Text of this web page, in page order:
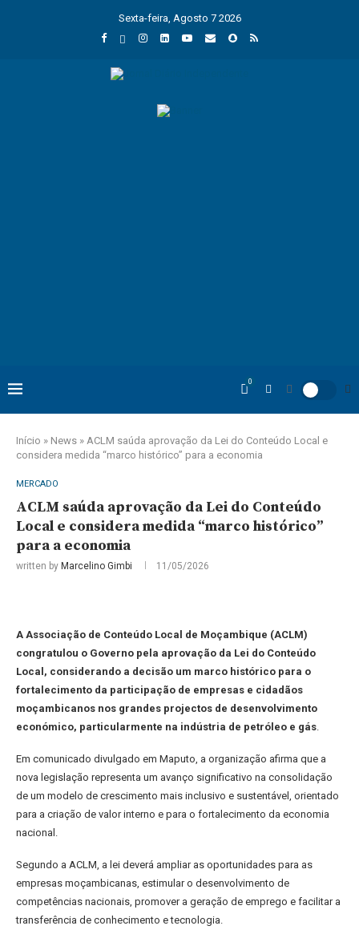
Sexta-feira, Agosto 7 2026
0
Início » News » ACLM saúda aprovação da Lei do Conteúdo Local e
considera medida “marco histórico” para a economia
MERCADO
ACLM saúda aprovação da Lei do Conteúdo
Local e considera medida “marco histórico”
para a economia
written by Marcelino Gimbi 11/05/2026
A Associação de Conteúdo Local de Moçambique (ACLM)
congratulou o Governo pela aprovação da Lei do Conteúdo
Local, considerando a decisão um marco histórico para o
fortalecimento da participação de empresas e cidadãos
moçambicanos nos grandes projectos de desenvolvimento
económico, particularmente na indústria de petróleo e gás.
Em comunicado divulgado em Maputo, a organização afirma que a
nova legislação representa um avanço significativo na consolidação
de um modelo de crescimento mais inclusivo e sustentável, orientado
para a criação de valor interno e para o fortalecimento da economia
nacional.
Segundo a ACLM, a lei deverá ampliar as oportunidades para as
empresas moçambicanas, estimular o desenvolvimento de
competências nacionais, promover a geração de emprego e facilitar a
transferência de conhecimento e tecnologia.